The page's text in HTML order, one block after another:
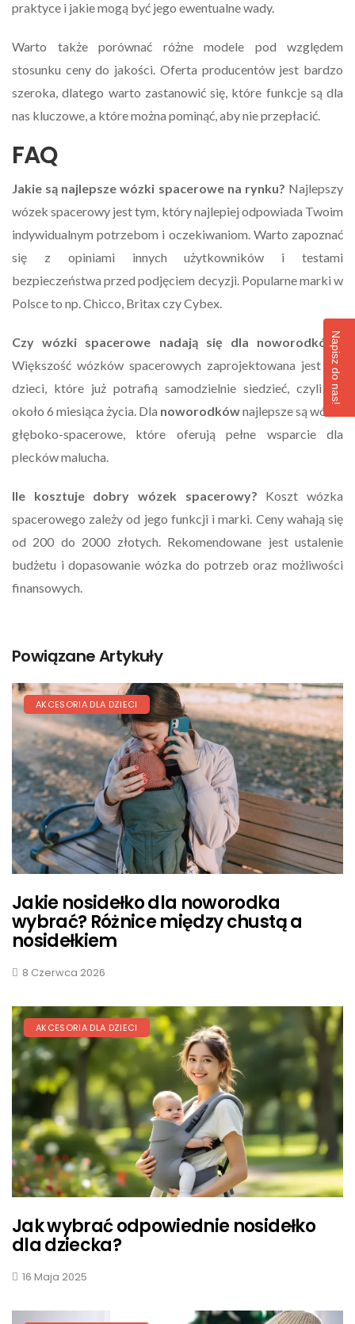
praktyce i jakie mogą być jego ewentualne wady.
Warto także porównać różne modele pod względem
stosunku ceny do jakości. Oferta producentów jest bardzo
szeroka, dlatego warto zastanowić się, które funkcje są dla
nas kluczowe, a które można pominąć, aby nie przepłacić.
FAQ
Jakie są najlepsze wózki spacerowe na rynku? Najlepszy
wózek spacerowy jest tym, który najlepiej odpowiada Twoim
indywidualnym potrzebom i oczekiwaniom. Warto zapoznać
się z opiniami innych użytkowników i testami
bezpieczeństwa przed podjęciem decyzji. Popularne marki w
Polsce to np. Chicco, Britax czy Cybex.
Czy wózki spacerowe nadają się dla noworodków?
Większość wózków spacerowych zaprojektowana jest dla
dzieci, które już potrafią samodzielnie siedzieć, czyli od
około 6 miesiąca życia. Dla noworodkównajlepsze są wózki
głęboko-spacerowe, które oferują pełne wsparcie dla
plecków malucha.
Ile kosztuje dobry wózek spacerowy? Koszt wózka
spacerowego zależy od jego funkcji i marki. Ceny wahają się
od 200 do 2000 złotych. Rekomendowane jest ustalenie
budżetu i dopasowanie wózka do potrzeb oraz możliwości
finansowych.
Powiązane Artykuły
AKCESORIA DLA DZIECI
Jakie nosidełko dla noworodka
wybrać? Różnice między chustą a
nosidełkiem
8 Czerwca 2026
AKCESORIA DLA DZIECI
Jak wybrać odpowiednie nosidełko
dla dziecka?
16 Maja 2025
Napisz do nas!